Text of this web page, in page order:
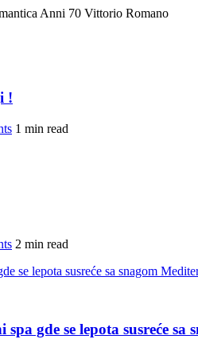
Anni 70 Vittorio Romano
!
1 min read
2 min read
gde se lepota susreće sa